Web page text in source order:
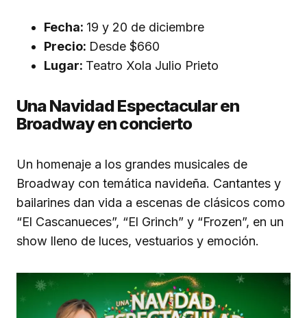
Fecha: 19 y 20 de diciembre
Precio: Desde $660
Lugar: Teatro Xola Julio Prieto
Una Navidad Espectacular en
Broadway en concierto
Un homenaje a los grandes musicales de
Broadway con temática navideña. Cantantes y
bailarines dan vida a escenas de clásicos como
“El Cascanueces”, “El Grinch” y “Frozen”, en un
show lleno de luces, vestuarios y emoción.